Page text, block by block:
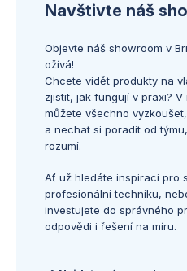
Navštivte náš
Objevte náš showroom v
ožívá!
Chcete vidět produkty na
zjistit, jak fungují v praxi?
můžete všechno
a nechat si poradit od
rozumí.
Ať už hledáte inspiraci pro
profesionální techniku,
investujete do správného
odpovědi i řešení na míru.